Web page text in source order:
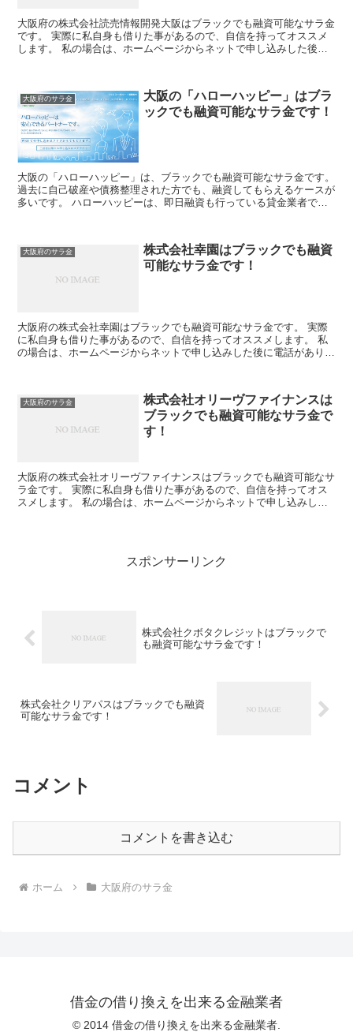
大阪府の株式会社読売情報開発大阪はブラックでも融資可能なサラ金
です。 実際に私自身も借りた事があるので、自信を持ってオススメ
します。 私の場合は、ホームページからネットで申し込みした後に
大阪府のサラ金
大阪の「ハローハッピー」はブラ
ックでも融資可能なサラ金です！
大阪の「ハローハッピー」は、ブラックでも融資可能なサラ金です。
過去に自己破産や債務整理された方でも、融資してもらえるケースが
多いです。 ハローハッピーは、即日融資も行っている貸金業者で、
大阪府のサラ金
株式会社幸園はブラックでも融資
可能なサラ金です！
大阪府の株式会社幸園はブラックでも融資可能なサラ金です。 実際
に私自身も借りた事があるので、自信を持ってオススメします。 私
の場合は、ホームページからネットで申し込みした後に電話があり、
大阪府のサラ金
株式会社オリーヴファイナンスは
ブラックでも融資可能なサラ金で
す！
大阪府の株式会社オリーヴファイナンスはブラックでも融資可能なサ
ラ金です。 実際に私自身も借りた事があるので、自信を持ってオス
スメします。 私の場合は、ホームページからネットで申し込みした
スポンサーリンク
株式会社クボタクレジットはブラックで
も融資可能なサラ金です！
株式会社クリアパスはブラックでも融資
可能なサラ金です！
コメント
コメントを書き込む
ホーム 大阪府のサラ金
借金の借り換えを出来る金融業者
© 2014 借金の借り換えを出来る金融業者.